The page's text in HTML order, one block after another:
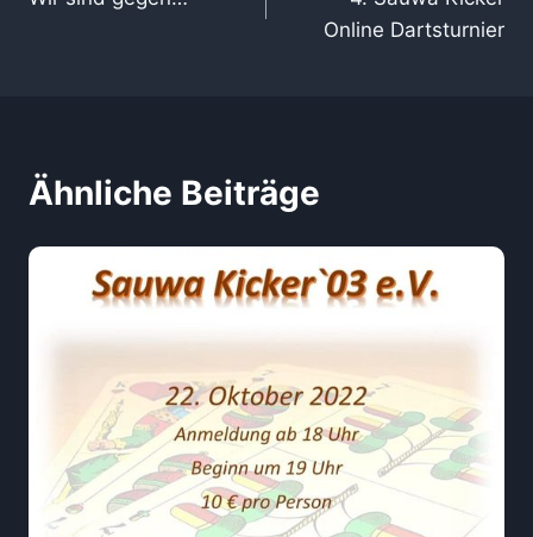
Online Dartsturnier
Ähnliche Beiträge